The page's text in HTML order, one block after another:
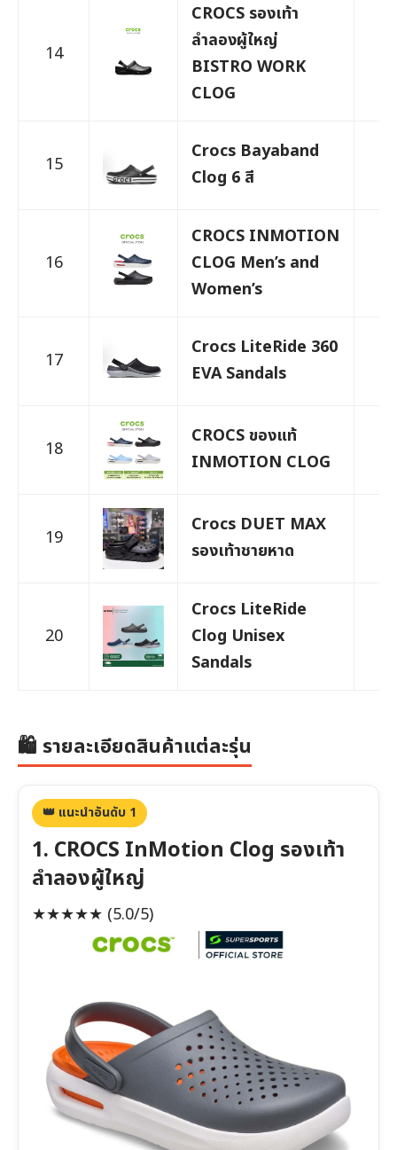
14
CROCS รองเท้า
ลำลองผู้ใหญ่
BISTRO WORK
CLOG
15
Crocs Bayaband
Clog 6 สี
16
CROCS INMOTION
CLOG Men’s and
Women’s
17
Crocs LiteRide 360
EVA Sandals
18
CROCS ของแท้
INMOTION CLOG
19
Crocs DUET MAX
รองเท้าชายหาด
20
Crocs LiteRide
Clog Unisex
Sandals
🛍️ รายละเอียดสินค้าแต่ละรุ่น
👑 แนะนำอันดับ 1
1. CROCS InMotion Clog รองเท้า
ลำลองผู้ใหญ่
★★★★★ (5.0/5)